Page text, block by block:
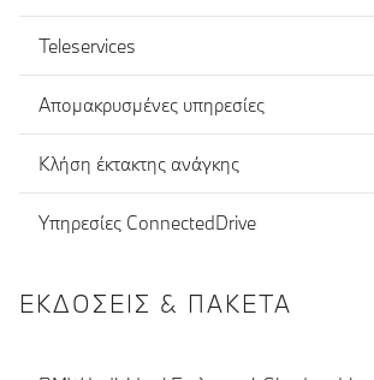
Teleservices
Απομακρυσμένες υπηρεσίες
Κλήση έκτακτης ανάγκης
Υπηρεσίες ConnectedDrive
ΕΚΔΌΣΕΙΣ & ΠΑΚΈΤΑ